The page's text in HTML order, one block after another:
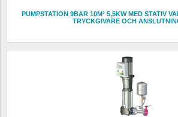
PUMPSTATION 9BAR 10M³ 5,5KW MED STATIV
TRYCKGIVARE OCH